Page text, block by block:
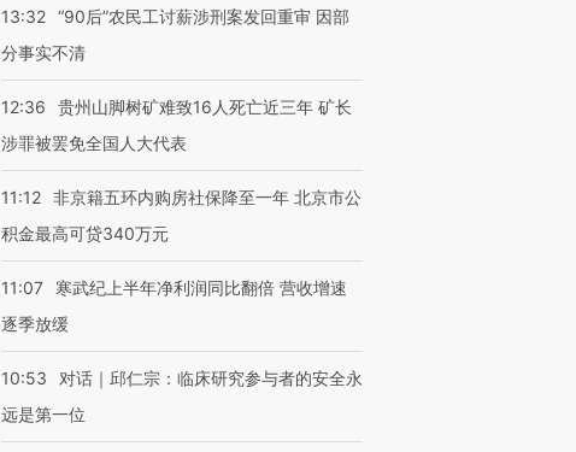
13:32 “90后”农民工讨薪涉刑案发回重审 因部
分事实不清
12:36
贵州山脚树矿难致16人死亡近三年 矿长
涉罪被罢免全国人大代表
11:12 非京籍五环内购房社保降至一年 北京市公
积金最高可贷340万元
11:07
寒武纪上半年净利润同比翻倍 营收增速
逐季放缓
10:53
对话｜邱仁宗：临床研究参与者的安全永
远是第一位